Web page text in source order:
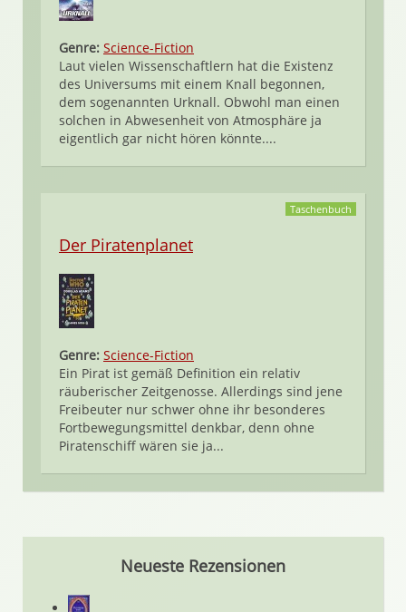
Genre: Science-Fiction
Laut vielen Wissenschaftlern hat die Existenz
des Universums mit einem Knall begonnen,
dem sogenannten Urknall. Obwohl man einen
solchen in Abwesenheit von Atmosphäre ja
eigentlich gar nicht hören könnte....
Taschenbuch
Der Piratenplanet
Genre: Science-Fiction
Ein Pirat ist gemäß Definition ein relativ
räuberischer Zeitgenosse. Allerdings sind jene
Freibeuter nur schwer ohne ihr besonderes
Fortbewegungsmittel denkbar, denn ohne
Piratenschiff wären sie ja...
Neueste Rezensionen